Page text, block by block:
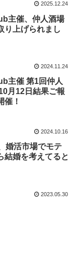
2025.12.24
主催、仲人酒場
り上げられまし
2024.11.24
主催 第1回仲人
月12日結果ご報
催！
2024.10.16
婚活市場でモテ
婚を考えてると
2023.05.30